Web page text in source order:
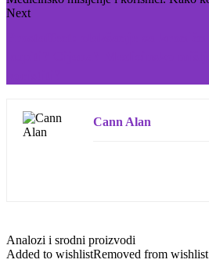
Next
Cann Alan
Analozi i srodni proizvodi
Added to wishlistRemoved from wishlist